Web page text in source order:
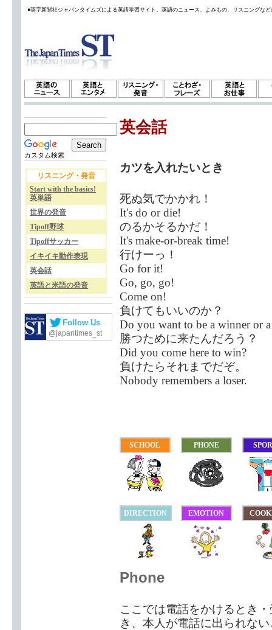
●英字新聞社ジャパンタイムズによる英語学習サイト。英語のニュース、よみもの、リスニングな
カスタム検索
リスニング・発音
Start with the basics!
英単語
世界の発音
Tipoff野球
Tipoffサッカー
イキイキ動作表現
英会話
英語と米語の発音
Follow Us
@japantimes_st
英会話
カツを入れたいとき
死ぬ気でかかれ！
It's do or die!
のるかそるかだ！
It's make-or-break time!
行けーっ！
Go for it!
Go, go, go!
Come on!
負けてもいいのか？
Do you want to be a winner or
勝つために来たんだろう？
Did you come here to win?
負けたらそれまでだぞ。
Nobody remembers a loser.
SCHOOL PHONE
DIRECTION EMOTION
Phone
ここでは電話をかけるとき
き、本人が電話に出られな